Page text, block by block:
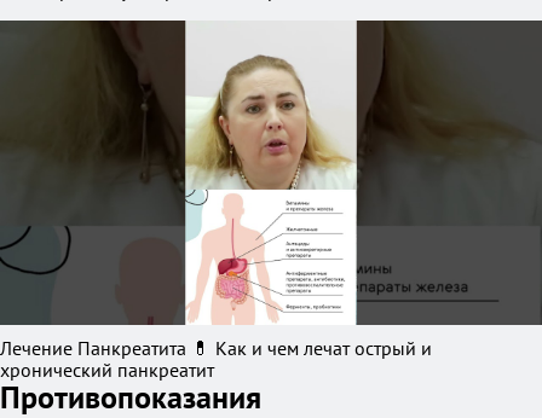
Лечение Панкреатита 💊 Как и чем лечат острый и
хронический панкреатит
Противопоказания